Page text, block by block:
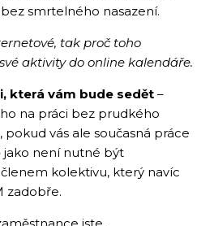
smrtelného nasazení.
tak proč toho
aktivity do online kalendáře.
která vám bude sedět –
na práci bez prudkého
pokud vás ale současná práce
jako není nutné být
kolektivu, který navíc
zadobře.